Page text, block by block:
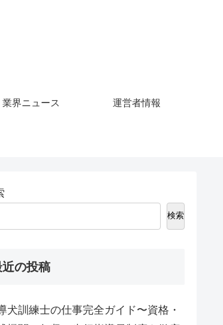
業界ニュース 運営者情報
検索
近の投稿
犬訓練士の仕事完全ガイド〜資格・